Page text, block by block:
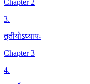
Chapter 2
3.
तृतीयोऽध्यायः
Chapter 3
4.